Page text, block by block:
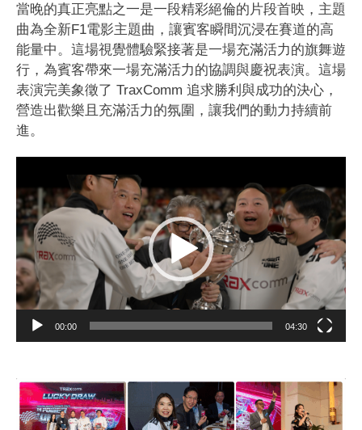
當晚的真正亮點之一是一段精彩絕倫的片段首映，主題
曲為全新F1電影主題曲，讓賓客瞬間沉浸在賽道的高
能量中。這場視覺體驗緊接著是一場充滿活力的旗舞遊
行，為賓客帶來一場充滿活力的協調與慶祝表演。這場
表演完美象徵了 TraxComm 追求勝利與成功的決心，
營造出歡樂且充滿活力的氛圍，讓我們的動力持續前
進。
訊
播
放
器
00:00 04:30